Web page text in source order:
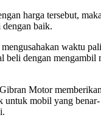
harga tersebut,
dengan baik.
waktu
beli dengan mengambil
Motor
untuk mobil yang benar-